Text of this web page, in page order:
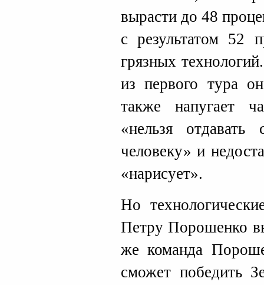
вырасти до 48
с результатом 52
грязных
из первого тура
также напугает
«нельзя отдавать
человеку» и
«нарисует».
Но
Петру Порошенко
же команда
сможет победить